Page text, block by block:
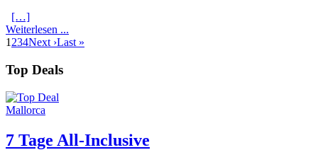
[…]
Weiterlesen ...
1 234Next ›Last »
Top Deals
Mallorca
7 Tage All-Inclusive